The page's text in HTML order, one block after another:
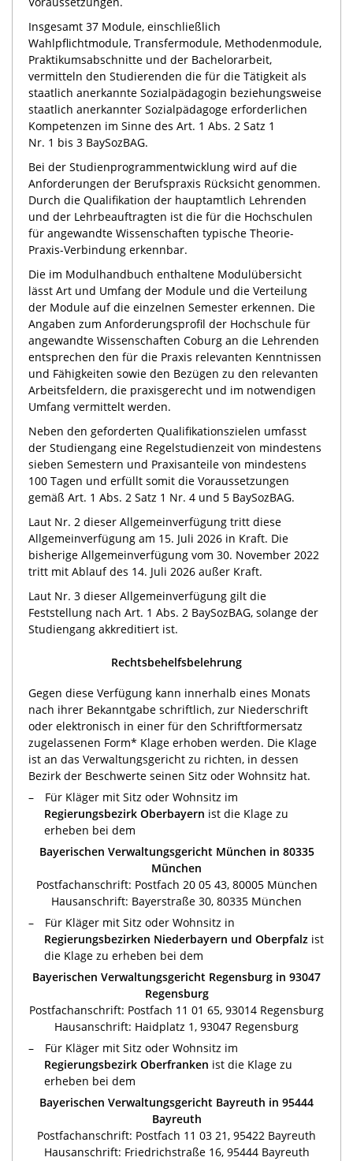
Insgesamt 37 Module, einschließlich
Wahlpflichtmodule, Transfermodule, Methodenmodule,
Praktikumsabschnitte und der Bachelorarbeit,
vermitteln den Studierenden die für die Tätigkeit als
staatlich anerkannte Sozialpädagogin beziehungsweise
staatlich anerkannter Sozialpädagoge erforderlichen
Kompetenzen im Sinne des Art. 1 Abs. 2 Satz 1
Nr. 1 bis 3 BaySozBAG.
Bei der Studienprogrammentwicklung wird auf die
Anforderungen der Berufspraxis Rücksicht genommen.
Durch die Qualifikation der hauptamtlich Lehrenden
und der Lehrbeauftragten ist die für die Hochschulen
für angewandte Wissenschaften typische Theorie-
Praxis-Verbindung erkennbar.
Die im Modulhandbuch enthaltene Modulübersicht
lässt Art und Umfang der Module und die Verteilung
der Module auf die einzelnen Semester erkennen. Die
Angaben zum Anforderungsprofil der Hochschule für
angewandte Wissenschaften Coburg an die Lehrenden
entsprechen den für die Praxis relevanten Kenntnissen
und Fähigkeiten sowie den Bezügen zu den relevanten
Arbeitsfeldern, die praxisgerecht und im notwendigen
Umfang vermittelt werden.
Neben den geforderten Qualifikationszielen umfasst
der Studiengang eine Regelstudienzeit von mindestens
sieben Semestern und Praxisanteile von mindestens
100 Tagen und erfüllt somit die Voraussetzungen
gemäß Art. 1 Abs. 2 Satz 1 Nr. 4 und 5 BaySozBAG.
Laut Nr. 2 dieser Allgemeinverfügung tritt diese
Allgemeinverfügung am 15. Juli 2026 in Kraft. Die
bisherige Allgemeinverfügung vom 30. November 2022
tritt mit Ablauf des 14. Juli 2026 außer Kraft.
Laut Nr. 3 dieser Allgemeinverfügung gilt die
Feststellung nach Art. 1 Abs. 2 BaySozBAG, solange der
Studiengang akkreditiert ist.
Rechtsbehelfsbelehrung
Gegen diese Verfügung kann innerhalb eines Monats
nach ihrer Bekanntgabe schriftlich, zur Niederschrift
oder elektronisch in einer für den Schriftformersatz
zugelassenen Form* Klage erhoben werden. Die Klage
ist an das Verwaltungsgericht zu richten, in dessen
Bezirk der Beschwerte seinen Sitz oder Wohnsitz hat.
Für Kläger mit Sitz oder Wohnsitz im
Regierungsbezirk Oberbayern ist die Klage zu
erheben bei dem
Bayerischen Verwaltungsgericht München in 80335
München
Postfachanschrift: Postfach 20 05 43, 80005 München
Hausanschrift: Bayerstraße 30, 80335 München
Für Kläger mit Sitz oder Wohnsitz in
Regierungsbezirken Niederbayern und Oberpfalz ist
die Klage zu erheben bei dem
Bayerischen Verwaltungsgericht Regensburg in 93047
Regensburg
Postfachanschrift: Postfach 11 01 65, 93014 Regensburg
Hausanschrift: Haidplatz 1, 93047 Regensburg
Für Kläger mit Sitz oder Wohnsitz im
Regierungsbezirk Oberfranken ist die Klage zu
erheben bei dem
Bayerischen Verwaltungsgericht Bayreuth in 95444
Bayreuth
Postfachanschrift: Postfach 11 03 21, 95422 Bayreuth
Hausanschrift: Friedrichstraße 16, 95444 Bayreuth